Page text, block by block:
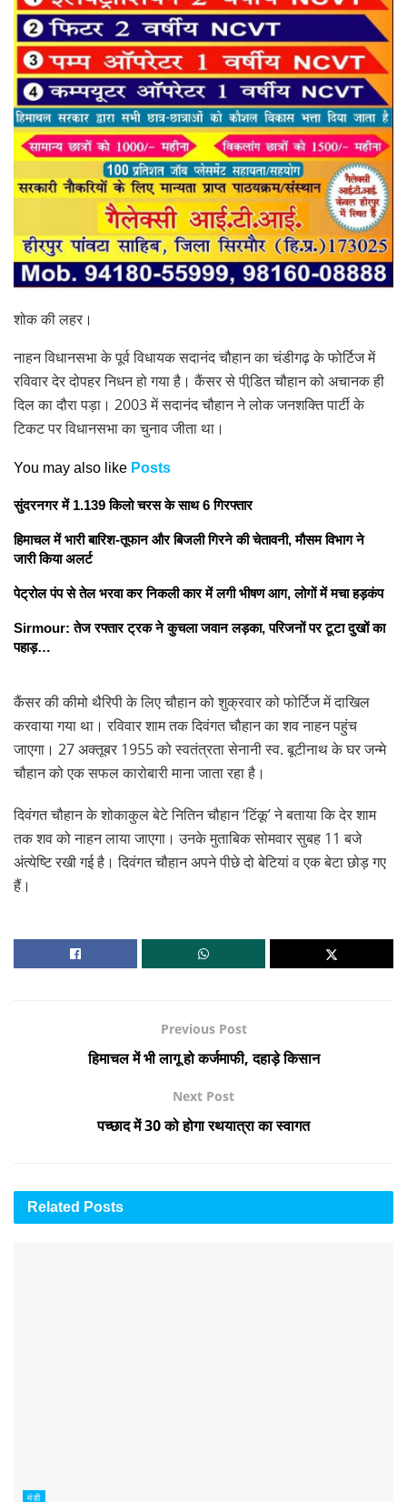
शोक की लहर।
नाहन विधानसभा के पूर्व विधायक सदानंद चौहान का चंडीगढ़ के फोर्टिज में
रविवार देर दोपहर निधन हो गया है। कैंसर से पीडि़त चौहान को अचानक ही
दिल का दौरा पड़ा। 2003 में सदानंद चौहान ने लोक जनशक्ति पार्टी के
टिकट पर विधानसभा का चुनाव जीता था।
You may also like Posts
सुंदरनगर में 1.139 किलो चरस के साथ 6 गिरफ्तार
हिमाचल में भारी बारिश-तूफान और बिजली गिरने की चेतावनी, मौसम विभाग ने
जारी किया अलर्ट
पेट्रोल पंप से तेल भरवा कर निकली कार में लगी भीषण आग, लोगों में मचा हड़कंप
Sirmour: तेज रफ्तार ट्रक ने कुचला जवान लड़का, परिजनों पर टूटा दुखों का
पहाड़…
कैंसर की कीमो थैरिपी के लिए चौहान को शुक्रवार को फोर्टिज में दाखिल
करवाया गया था। रविवार शाम तक दिवंगत चौहान का शव नाहन पहुंच
जाएगा। 27 अक्तूबर 1955 को स्वतंत्रता सेनानी स्व. बूटीनाथ के घर जन्मे
चौहान को एक सफल कारोबारी माना जाता रहा है।
दिवंगत चौहान के शोकाकुल बेटे नितिन चौहान ‘टिंकू’ ने बताया कि देर शाम
तक शव को नाहन लाया जाएगा। उनके मुताबिक सोमवार सुबह 11 बजे
अंत्येष्टि रखी गई है। दिवंगत चौहान अपने पीछे दो बेटियां व एक बेटा छोड़ गए
हैं।
Previous Post
हिमाचल में भी लागू हो कर्जमाफी, दहाड़े किसान
Next Post
पच्छाद में 30 को होगा रथयात्रा का स्वागत
Related Posts
मंडी